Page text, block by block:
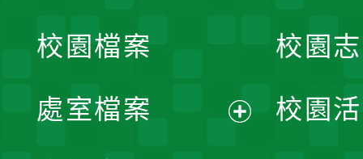
單
校園檔案
處室檔案
校園
校園